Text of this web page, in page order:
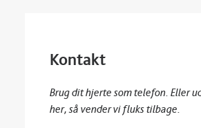
Kontakt
Brug dit hjerte som telefon. Eller
her, så vender vi fluks tilbage.